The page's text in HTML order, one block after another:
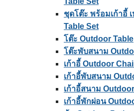
ชุดโต๊ะ พร้อมเก้าอี้
Table Set
โต๊ะ Outdoor Table
โต๊ะพับสนาม
เก้าอี้ Outdoor
เก้าอี้พับสนาม
เก้าอี้สนาม
เก้าอี้พักผ่อน